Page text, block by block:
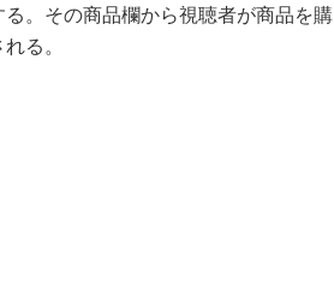
。その商品欄から視聴者が商品を購
る。